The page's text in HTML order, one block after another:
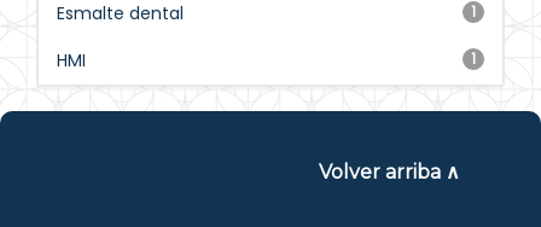
1
Esmalte dental
1
HMI
Volver arriba ∧